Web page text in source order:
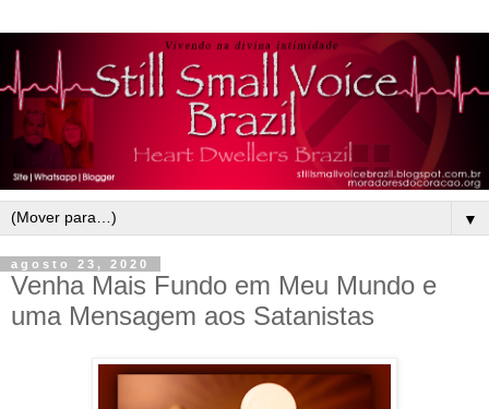
▼
agosto 23, 2020
Venha Mais Fundo em Meu Mundo e
uma Mensagem aos Satanistas